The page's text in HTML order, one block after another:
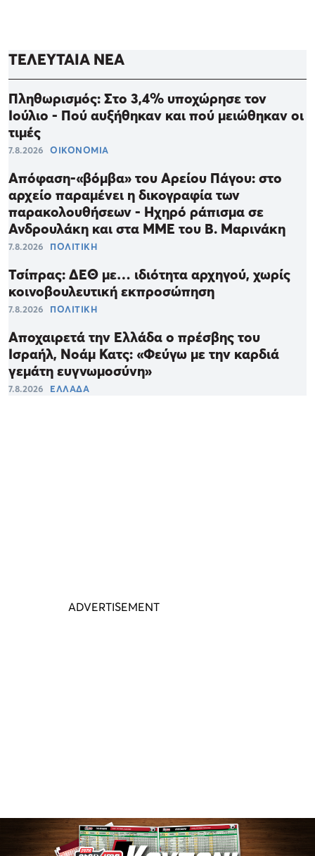
ΤΕΛΕΥΤΑΙΑ ΝΕΑ
Πληθωρισμός: Στο 3,4% υποχώρησε τον
Ιούλιο - Πού αυξήθηκαν και πού μειώθηκαν οι
τιμές
7.8.2026 ΟΙΚΟΝΟΜΙΑ
Απόφαση-«βόμβα» του Αρείου Πάγου: στο
αρχείο παραμένει η δικογραφία των
παρακολουθήσεων - Ηχηρό ράπισμα σε
Ανδρουλάκη και στα ΜΜΕ του Β. Μαρινάκη
7.8.2026 ΠΟΛΙΤΙΚΗ
Τσίπρας: ΔΕΘ με… ιδιότητα αρχηγού, χωρίς
κοινοβουλευτική εκπροσώπηση
7.8.2026 ΠΟΛΙΤΙΚΗ
Αποχαιρετά την Ελλάδα ο πρέσβης του
Ισραήλ, Νοάμ Κατς: «Φεύγω με την καρδιά
γεμάτη ευγνωμοσύνη»
7.8.2026 ΕΛΛΑΔΑ